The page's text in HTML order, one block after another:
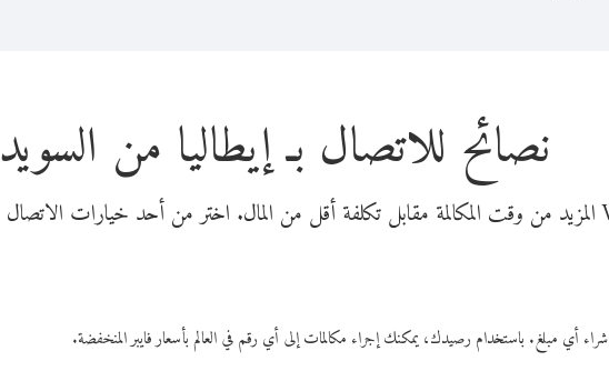
نصائح للاتصال بـ إيطاليا من السويد